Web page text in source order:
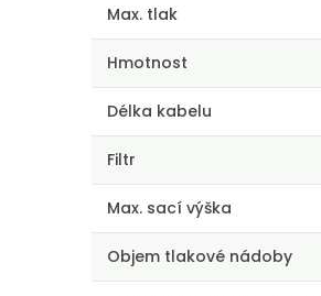
Max. tlak
Hmotnost
Délka kabelu
Filtr
Max. sací výška
Objem tlakové nádoby